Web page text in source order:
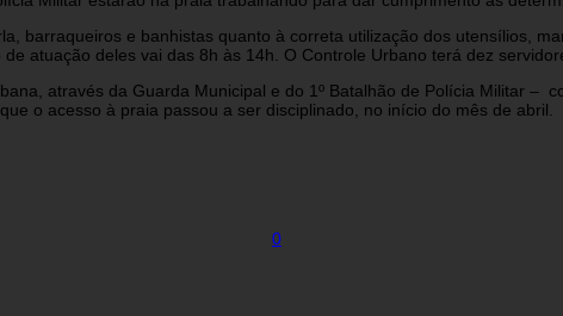
barraqueiros e banhistas quanto à correta utilização dos utensílios,
atuação deles vai das 8h às 14h. O Controle Urbano terá dez
através da Guarda Municipal e do 1º Batalhão de Polícia Militar –
que o acesso à praia passou a ser disciplinado, no início do mês de abril.
0